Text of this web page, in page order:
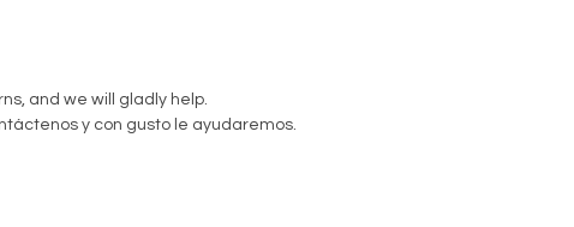
I will message you once and no
will you receive a full refund.
and we will gladly help.
y con gusto le ayudaremos.